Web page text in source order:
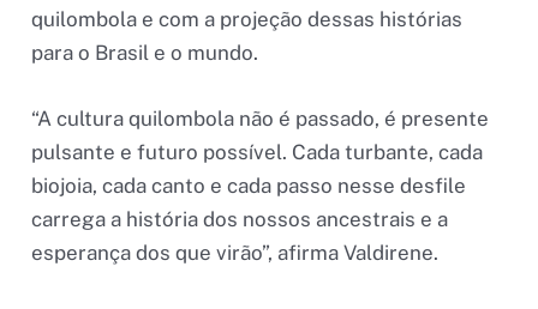
quilombola e com a projeção dessas histórias
para o Brasil e o mundo.
“A cultura quilombola não é passado, é presente
pulsante e futuro possível. Cada turbante, cada
biojoia, cada canto e cada passo nesse desfile
carrega a história dos nossos ancestrais e a
esperança dos que virão”, afirma Valdirene.